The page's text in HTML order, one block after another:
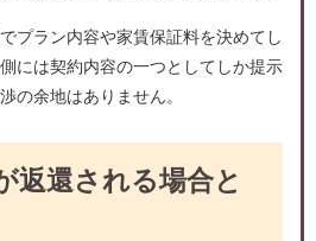
プラン内容や家賃保証料を決めてし
には契約内容の一つとしてしか提示
の余地はありません。
返還される場合と